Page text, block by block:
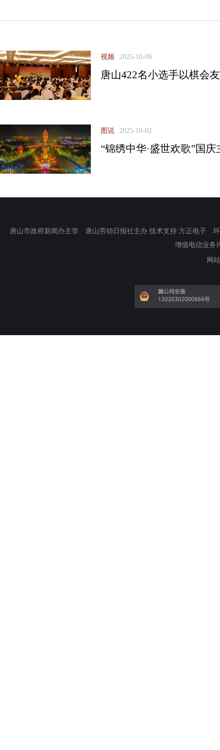
视频 2025-10-09
唐山422名小选手以棋会
图说 2025-10-02
“锦绣中华·盛世欢歌”国
唐山市政府新闻办主管 唐山劳动日报社主办 技术支持:方正电子
增值电信业务
网